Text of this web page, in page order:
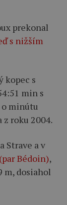
prekonal
s nižším
kopec s
min s
minútu
roku 2004.
Strave a v
Bédoin),
m, dosiahol